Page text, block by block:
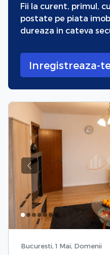
Fii la curent, primul,
postate pe piata
dureaza in cateva
Inregistreaza-
Previous
Bucuresti, 1 Mai, Domenii